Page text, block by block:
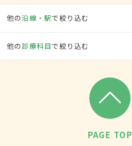
他の沿線・駅で絞り込む
他の 診療科目で絞り込む
PAGE TOP